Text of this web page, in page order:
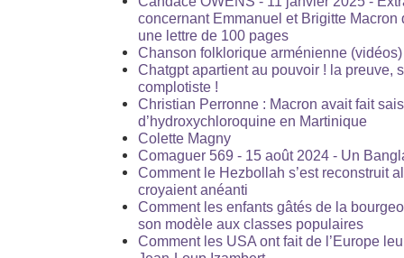
concernant Emmanuel et Brigitte Macron
une lettre de 100 pages
Chanson folklorique arménienne (vidéos)
Chatgpt apartient au pouvoir ! la preuve,
complotiste !
Christian Perronne : Macron avait fait
d’hydroxychloroquine en Martinique
Colette Magny
Comaguer 569 - 15 août 2024 - Un
Comment le Hezbollah s’est reconstruit
croyaient anéanti
Comment les enfants gâtés de la
son modèle aux classes populaires
Comment les USA ont fait de l’Europe